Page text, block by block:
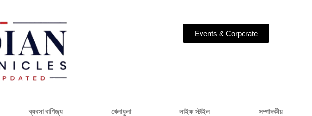
Events & Corporate
ব্যবসা বাণিজ্য খেলাধুলা লাইফ স্টাইল সম্পাদকীয়